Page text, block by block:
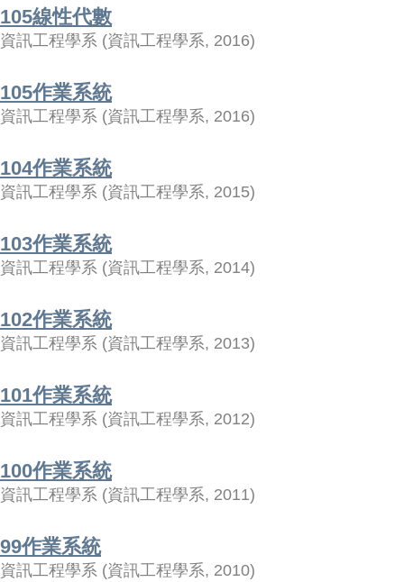
105線性代數
資訊工程學系 (資訊工程學系, 2016)
105作業系統
資訊工程學系 (資訊工程學系, 2016)
104作業系統
資訊工程學系 (資訊工程學系, 2015)
103作業系統
資訊工程學系 (資訊工程學系, 2014)
102作業系統
資訊工程學系 (資訊工程學系, 2013)
101作業系統
資訊工程學系 (資訊工程學系, 2012)
100作業系統
資訊工程學系 (資訊工程學系, 2011)
99作業系統
資訊工程學系 (資訊工程學系, 2010)